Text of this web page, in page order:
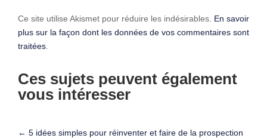
Ce site utilise Akismet pour réduire les indésirables. En savoir
plus sur la façon dont les données de vos commentaires sont
traitées
Ces sujets peuvent également
vous intéresser
← 5 idées simples pour réinventer et faire de la prospection